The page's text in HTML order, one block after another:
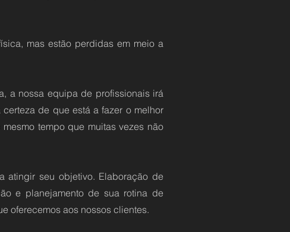
mas estão perdidas em meio a
a nossa equipa de profissionais irá
de que está a fazer o melhor
tempo que muitas vezes não
atingir seu objetivo. Elaboração de
e planejamento de sua rotina de
oferecemos aos nossos clientes.